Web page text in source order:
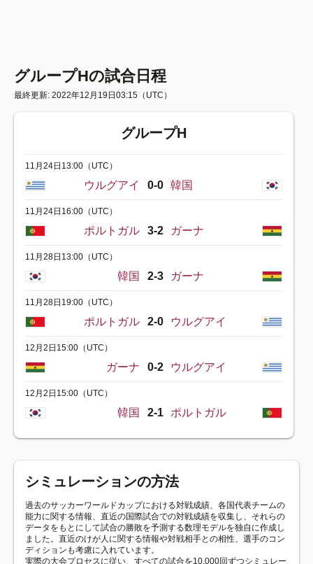
グループHの試合日程
最終更新: 2022年12月19日03:15 （UTC）
グループH
11月24日13:00 （UTC）
ウルグアイ 0-0 韓国
11月24日16:00 （UTC）
ポルトガル 3-2 ガーナ
11月28日13:00 （UTC）
韓国 2-3 ガーナ
11月28日19:00 （UTC）
ポルトガル 2-0 ウルグアイ
12月2日15:00 （UTC）
ガーナ 0-2 ウルグアイ
12月2日15:00 （UTC）
韓国 2-1 ポルトガル
シミュレーションの方法
過去のサッカーワールドカップにおける対戦成績、各国代表チームの
能力に関する情報、直近の国際試合での対戦成績を収集し、それらの
データをもとにして試合の勝敗を予測する数理モデルを独自に作成し
ました。直近のけが人に関する情報や対戦相手との相性、選手のコン
ディションも考慮に入れています。
実際の大会プロセスに従い、すべての試合を10,000回ずつシミュレー